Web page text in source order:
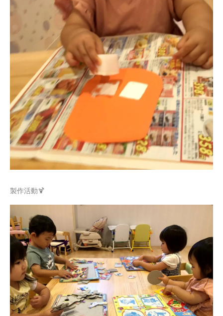
製作活動🍹